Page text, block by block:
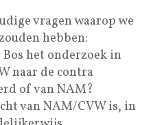
vragen waarop we
hebben:
Bos het onderzoek in
naar de contra
of van NAM?
van NAM/CVW is, in